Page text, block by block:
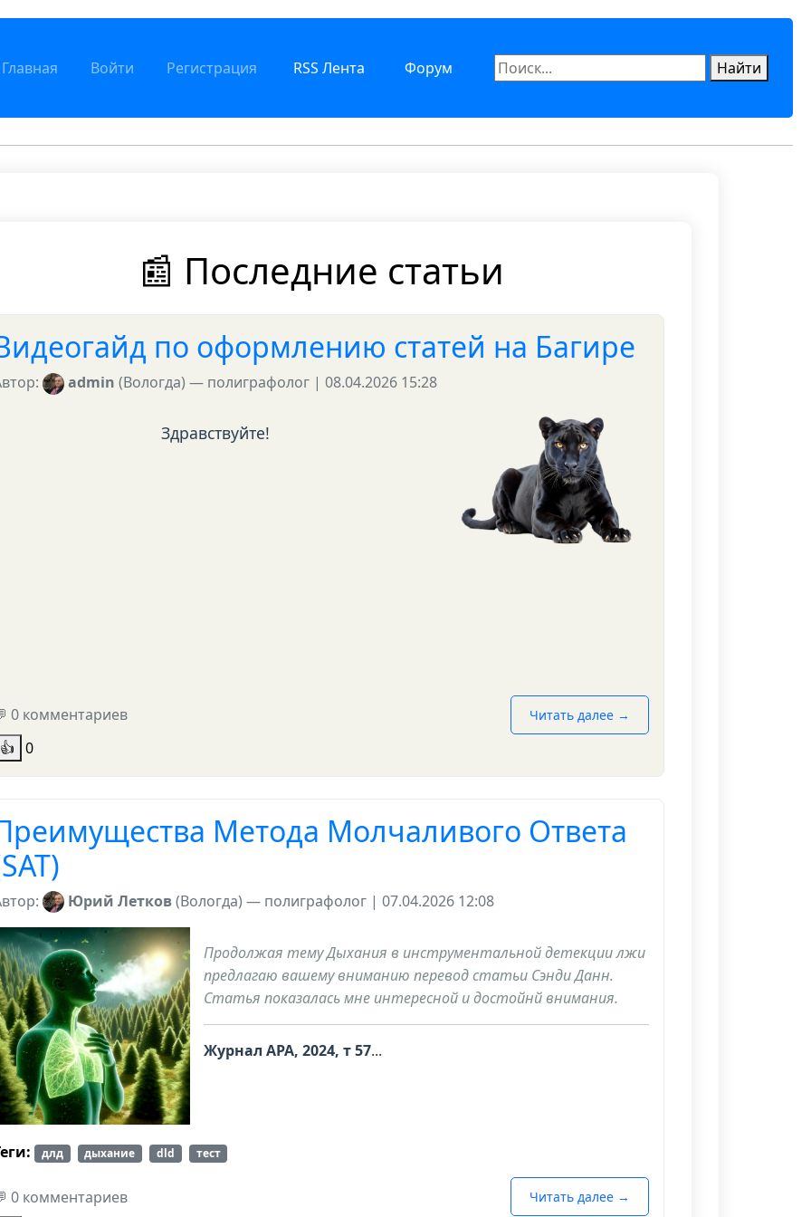
Главная Войти Регистрация RSS Лента Форум Найти
📰 Последние статьи
по оформлению статей на Багире
admin (Вологда) — полиграфолог | 08.04.2026 15:28
Здравствуйте!
видео забыл сказать, что цвет фона статьи будет таким какой цвет...
0 комментариев Читать далее →
👍 0
Метода Молчаливого Ответа
Юрий Летков(Вологда) — полиграфолог | 07.04.2026 12:08
Продолжая тему Дыхания в инструментальной детекции лжи
предлагаю вашему вниманию перевод статьи Сэнди Данн.
Статья показалась мне интересной и достойнй внимания.
Журнал APA, 2024, т 57...
длд дыхание dld тест
0 комментариев Читать далее →